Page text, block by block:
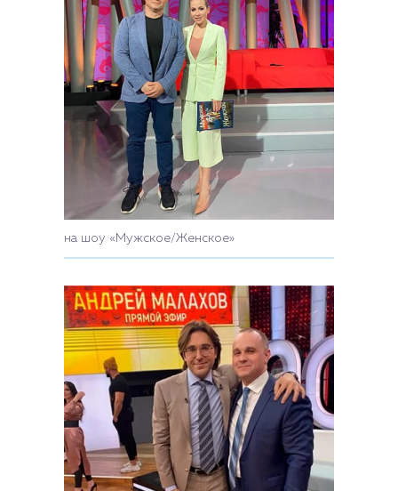
на шоу «Мужское/Женское»